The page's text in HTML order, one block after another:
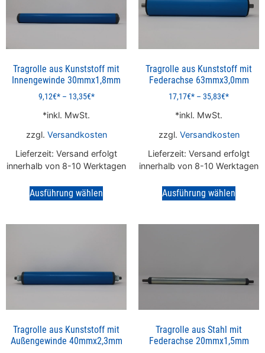
Tragrolle aus Kunststoff mit
Innengewinde 30mmx1,8mm
9,12€ – 13,35€
inkl. MwSt.
zzgl. Versandkosten
Lieferzeit: Versand erfolgt
innerhalb von 8-10 Werktagen
Ausführung wählen
Tragrolle aus Kunststoff mit
Federachse 63mmx3,0mm
17,17€ – 35,83€
inkl. MwSt.
zzgl. Versandkosten
Lieferzeit: Versand erfolgt
innerhalb von 8-10 Werktagen
Ausführung wählen
Tragrolle aus Kunststoff mit
Außengewinde 40mmx2,3mm
Tragrolle aus Stahl mit
Federachse 20mmx1,5mm